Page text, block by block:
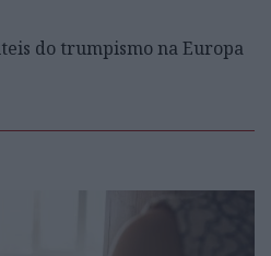
do trumpismo na Europa